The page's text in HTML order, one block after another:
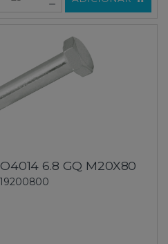
6.8 GQ M20X80